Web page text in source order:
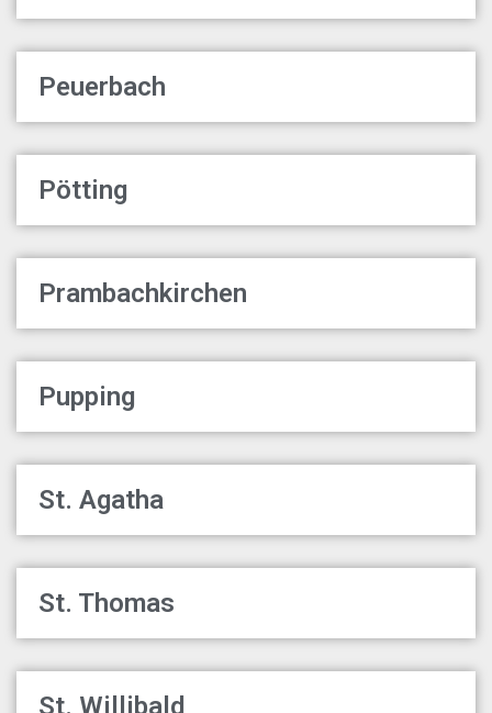
Peuerbach
Pötting
Prambachkirchen
Pupping
St. Agatha
St. Thomas
St. Willibald